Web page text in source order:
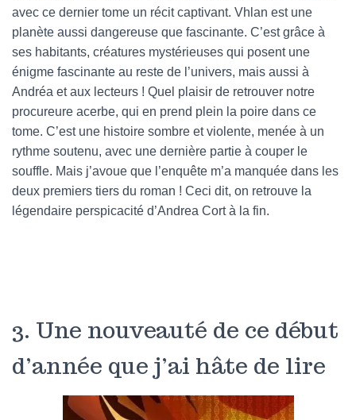
avec ce dernier tome un récit captivant. Vhlan est une
planète aussi dangereuse que fascinante. C’est grâce à
ses habitants, créatures mystérieuses qui posent une
énigme fascinante au reste de l’univers, mais aussi à
Andréa et aux lecteurs ! Quel plaisir de retrouver notre
procureure acerbe, qui en prend plein la poire dans ce
tome. C’est une histoire sombre et violente, menée à un
rythme soutenu, avec une dernière partie à couper le
souffle. Mais j’avoue que l’enquête m’a manquée dans les
deux premiers tiers du roman ! Ceci dit, on retrouve la
légendaire perspicacité d’Andrea Cort à la fin.
3. Une nouveauté de ce début
d’année que j’ai hâte de lire